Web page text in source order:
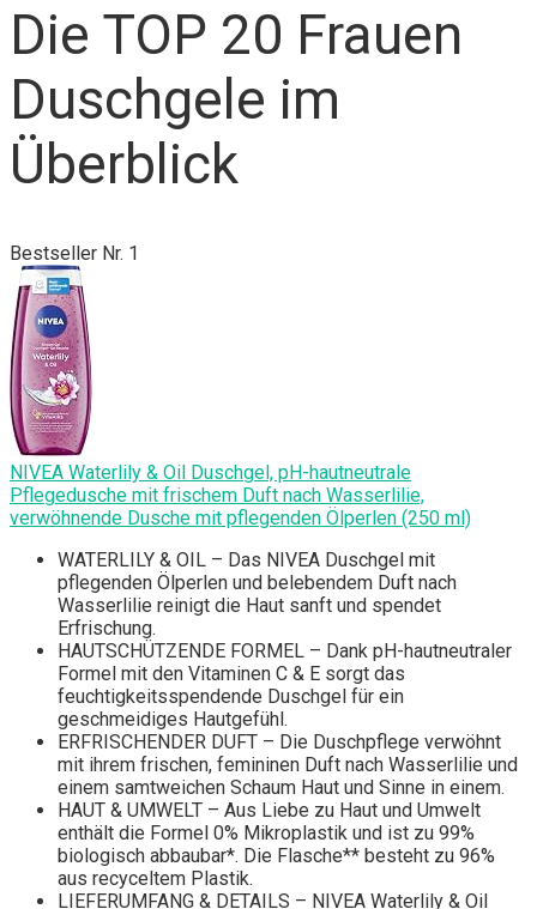
Die TOP 20 Frauen
Duschgele im
Überblick
Bestseller Nr. 1
NIVEA Waterlily & Oil Duschgel, pH-hautneutrale
Pflegedusche mit frischem Duft nach Wasserlilie,
verwöhnende Dusche mit pflegenden Ölperlen (250 ml)
WATERLILY & OIL – Das NIVEA Duschgel mit
pflegenden Ölperlen und belebendem Duft nach
Wasserlilie reinigt die Haut sanft und spendet
Erfrischung.
HAUTSCHÜTZENDE FORMEL – Dank pH-hautneutraler
Formel mit den Vitaminen C & E sorgt das
feuchtigkeitsspendende Duschgel für ein
geschmeidiges Hautgefühl.
ERFRISCHENDER DUFT – Die Duschpflege verwöhnt
mit ihrem frischen, femininen Duft nach Wasserlilie und
einem samtweichen Schaum Haut und Sinne in einem.
HAUT & UMWELT – Aus Liebe zu Haut und Umwelt
enthält die Formel 0% Mikroplastik und ist zu 99%
biologisch abbaubar*. Die Flasche** besteht zu 96%
aus recyceltem Plastik.
LIEFERUMFANG & DETAILS – NIVEA Waterlily & Oil